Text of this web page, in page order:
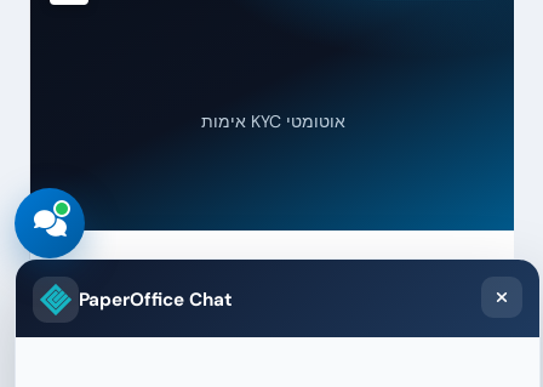
אימות KYC אוטומטי
Endowus Pte. Ltd.
מסמכי KYC, דוחות השקעה ודיווחים רגולטוריים מסווגים תוך
שניות. כיועץ רובוטי (Robo-Advisor) המפוקח על ידי MAS,
PaperOffice Chat